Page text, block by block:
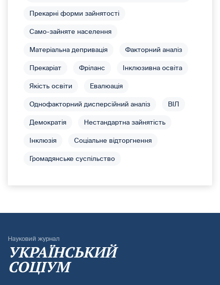
Прекарні форми зайнятості
Само-зайняте населення
Матеріальна депривація Факторний аналіз
Прекаріат Фріланс Інклюзивна освіта
Якість освіти Евалюація
Однофакторний дисперсійний аналіз ВІЛ
Демократія Нестандартна зайнятість
Інклюзія Соціальне відторгнення
Громадянське суспільство
Науковий журнал
УКРАЇНСЬКИЙ
СОЦІУМ